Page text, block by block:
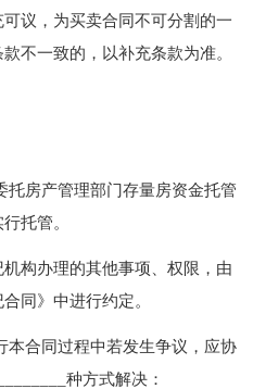
议，为买卖合同不可分割的一
不一致的，以补充条款为准。
房产管理部门存量房资金托管
托管。
构办理的其他事项、权限，由
同》中进行约定。
合同过程中若发生争议，应协
种方式解决：